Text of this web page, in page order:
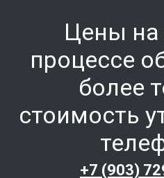
Цены на
процессе
более
стоимость
+7 (903)